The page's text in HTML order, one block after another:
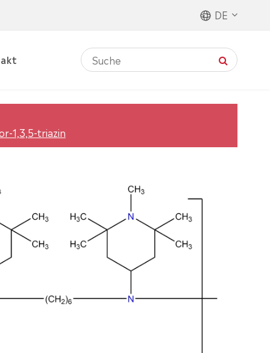
DE
1,3,5-triazin